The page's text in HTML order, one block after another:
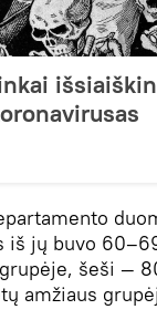
iš jų buvo
šeši —
amžiaus